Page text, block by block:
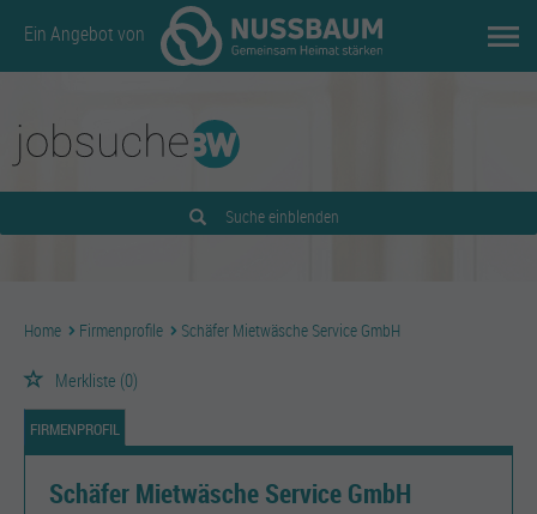
Ein Angebot von
Suche einblenden
Home Firmenprofile Schäfer Mietwäsche Service GmbH
Merkliste (0)
FIRMENPROFIL
Schäfer Mietwäsche Service GmbH